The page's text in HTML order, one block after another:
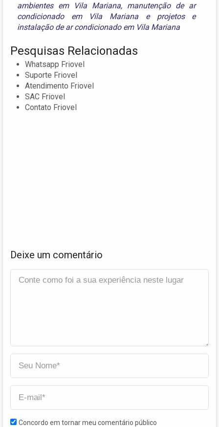
ambientes em Vila Mariana, manutenção de ar
condicionado em Vila Mariana e projetos e
instalação de ar condicionado em Vila Mariana
Pesquisas Relacionadas
Whatsapp Friovel
Suporte Friovel
Atendimento Friovel
SAC Friovel
Contato Friovel
Deixe um comentário
Concordo em tornar meu comentário público